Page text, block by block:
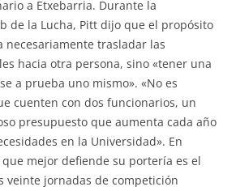
a Etxebarria. Durante la
de la Lucha, Pitt dijo que el propósito
necesariamente trasladar las
hacia otra persona, sino «tener una
a prueba uno mismo». «No es
cuenten con dos funcionarios, un
presupuesto que aumenta cada año
en la Universidad». En
mejor defiende su portería es el
veinte jornadas de competición